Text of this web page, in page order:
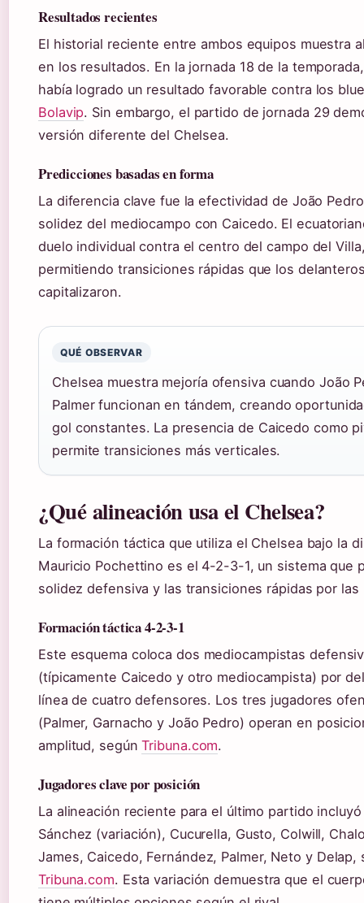
Resultados recientes
El historial reciente entre ambos equipos muestra
en los resultados. En la jornada 18 de la
había logrado un resultado favorable contra los
Bolavip. Sin embargo, el partido de jornada 29
versión diferente del Chelsea.
Predicciones basadas en forma
La diferencia clave fue la efectividad de João
solidez del mediocampo con Caicedo. El
duelo individual contra el centro del campo del
permitiendo transiciones rápidas que los
capitalizaron.
QUÉ OBSERVAR
Chelsea muestra mejoría ofensiva cuando João
Palmer funcionan en tándem, creando
gol constantes. La presencia de Caicedo como
permite transiciones más verticales.
¿Qué alineación usa el Chelsea?
La formación táctica que utiliza el Chelsea bajo la
Mauricio Pochettino es el 4-2-3-1, un sistema que
solidez defensiva y las transiciones rápidas por las
Formación táctica 4-2-3-1
Este esquema coloca dos mediocampistas
(típicamente Caicedo y otro mediocampista) por
línea de cuatro defensores. Los tres jugadores
(Palmer, Garnacho y João Pedro) operan en
amplitud, segúnTribuna.com.
Jugadores clave por posición
La alineación reciente para el último partido
Sánchez (variación), Cucurella, Gusto, Colwill,
James, Caicedo, Fernández, Palmer, Neto y Delap,
Tribuna.com. Esta variación demuestra que el